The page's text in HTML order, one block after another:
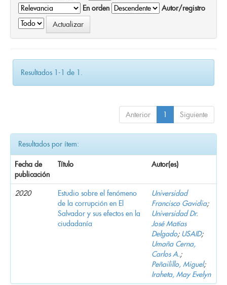
En orden
Autor/registro
Resultados 1-1 de 1.
Anterior 1 Siguiente
Resultados por ítem:
Fecha de
publicación
Título Autor(es)
2020
Estudio sobre el fenómeno
de la corrupción en El
Salvador y sus efectos en la
ciudadanía
Universidad
Francisco Gavidia;
Universidad Dr.
José Matías
Delgado; USAID;
Umaña Cerna,
Carlos A.;
Peñailillo, Miguel;
Iraheta, May Evelyn